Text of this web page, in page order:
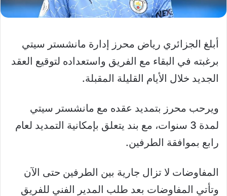
‏أبلغ الجزائري رياض محرز إدارة مانشستر سيتي
برغبته في البقاء مع الفريق واستعداده لتوقيع العقد
الجديد خلال الأيام القليلة المقبلة.
ويرحب محرز بتمديد عقده مع مانشستر سيتي
لمدة 3 سنوات، مع بند يتعلق بإمكانية التمديد لعام
رابع بموافقة الطرفين.
المفاوضات لا تزال جارية بين الطرفين حتى الآن
وتأتي المفاوضات بعد طلب المدير الفني للفريق